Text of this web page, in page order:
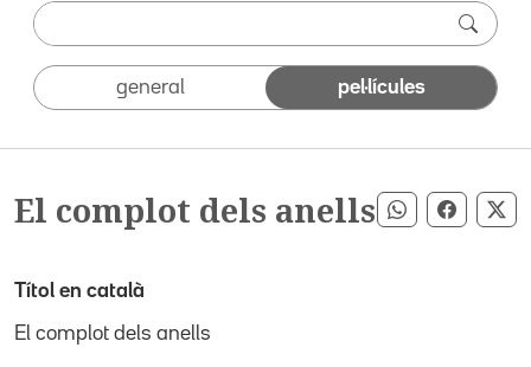
general pel·lícules
El complot dels anells Compartir
Títol en català
El complot dels anells